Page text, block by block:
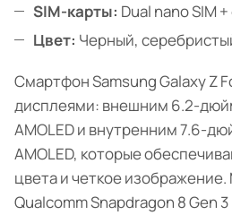
SIM-карты: Dual nano SIM +
Цвет: Черный,
Смартфон Samsung Galaxy Z
дисплеями: внешним 6.2-
AMOLED и внутренним 7.6-
AMOLED, которые
цвета и четкое
Qualcomm Snapdragon 8 Gen